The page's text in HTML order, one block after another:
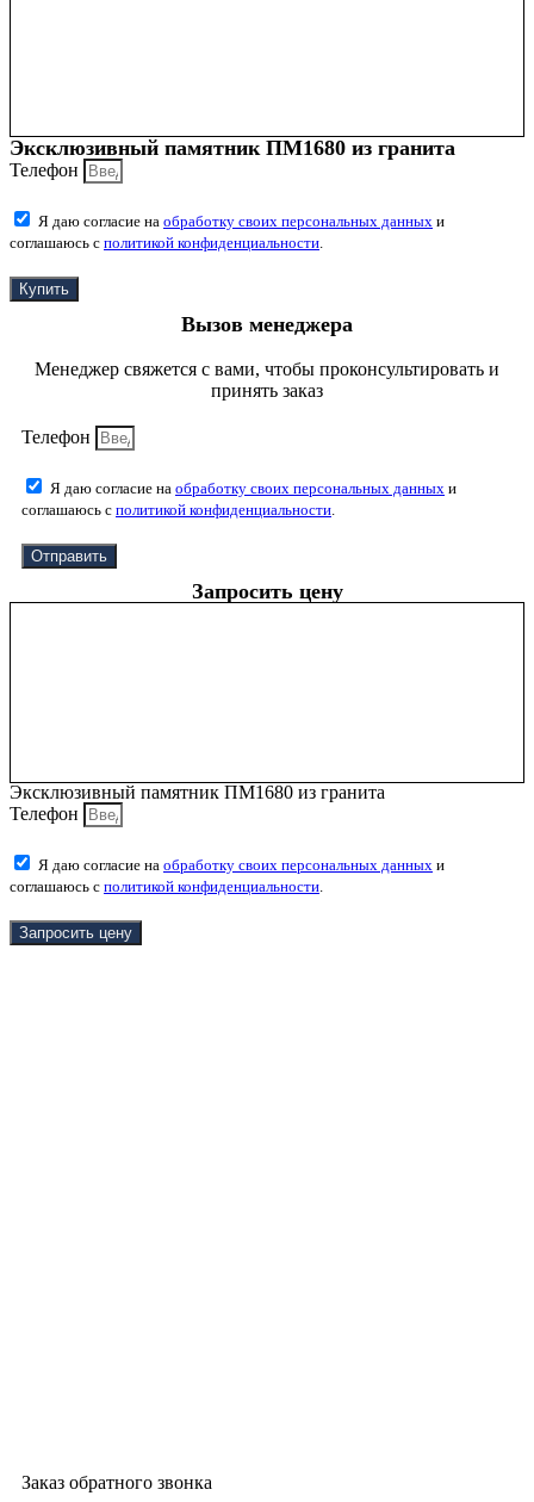
Эксклюзивный памятник ПМ1680 из гранита
Телефон
Я даю согласие на обработку своих персональных данных и
соглашаюсь с политикой конфиденциальности
Купить
Вызов менеджера
Менеджер свяжется с вами, чтобы проконсультировать и
принять заказ
Телефон
Я даю согласие на обработку своих персональных данных и
соглашаюсь с политикой конфиденциальности
Отправить
Запросить цену
Эксклюзивный памятник ПМ1680 из гранита
Телефон
Я даю согласие на обработку своих персональных данных и
соглашаюсь с политикой конфиденциальности
Запросить цену
Заказ обратного звонка